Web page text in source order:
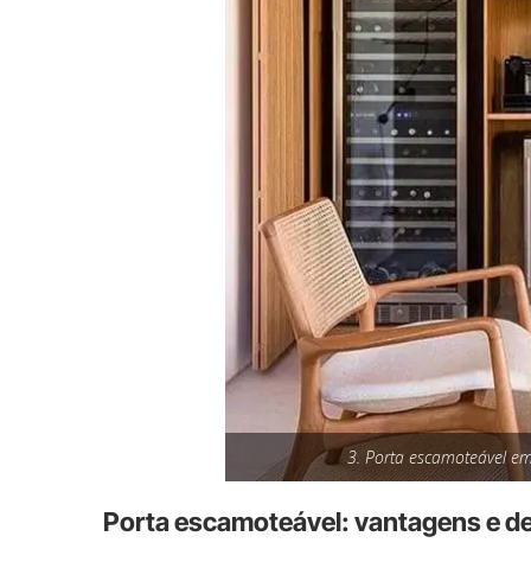
3. Porta escamoteável
Porta escamoteável: vantagens e